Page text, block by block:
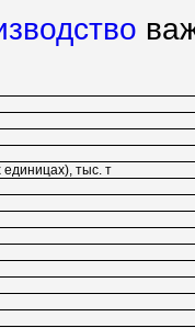
единицах), тыс. т